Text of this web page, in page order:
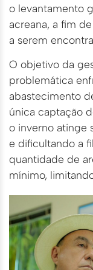
o levantamento
acreana, a fim
a serem
O objetivo da
problemática
abastecimento
única captação
o inverno atinge
e dificultando a
quantidade de
mínimo,